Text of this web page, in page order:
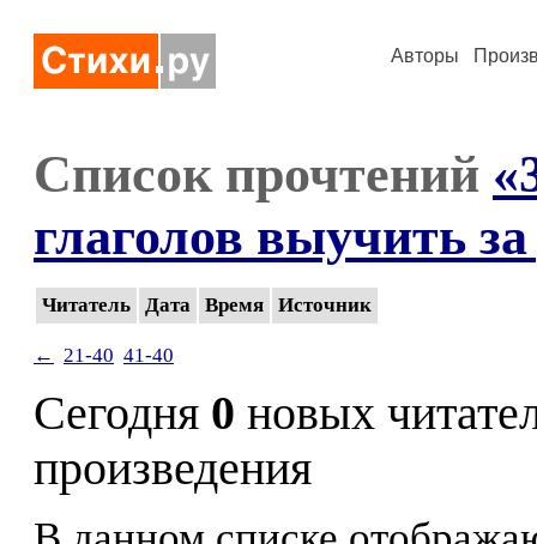
Авторы
Список прочтений
глаголов выучить
Читатель Дата Время Источник
← 21-40 41-40
Сегодня 0 новых
произведения